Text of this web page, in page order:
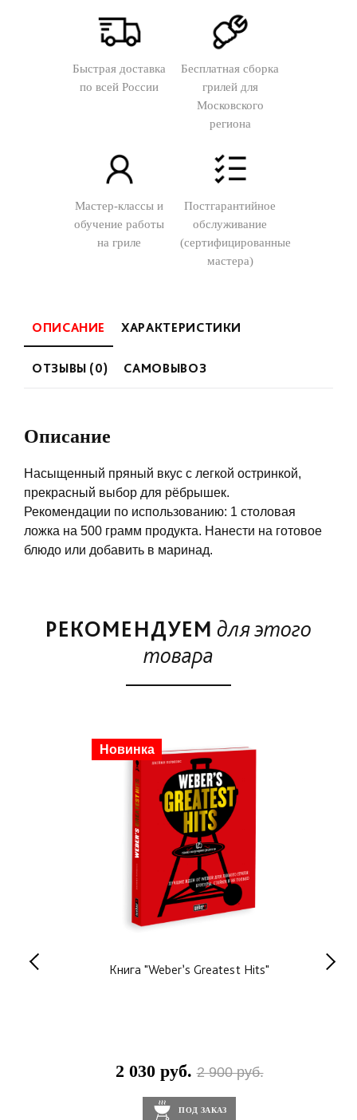
Быстрая доставка
по всей России
Бесплатная сборка
грилей для
Московского
региона
Мастер-классы и
обучение работы
на гриле
Постгарантийное
обслуживание
(сертифицированные
мастера)
ОПИСАНИЕ ХАРАКТЕРИСТИКИ
ОТЗЫВЫ (0) САМОВЫВОЗ
Описание
Насыщенный пряный вкус с легкой остринкой,
прекрасный выбор для рёбрышек.
Рекомендации по использованию: 1 столовая
ложка на 500 грамм продукта. Нанести на готовое
блюдо или добавить в маринад.
РЕКОМЕНДУЕМ для этого
товара
Скидка
Новинка
Книга "Weber’s Greatest Hits"
2 030 руб.2 900 руб.
ПОД ЗАКАЗ